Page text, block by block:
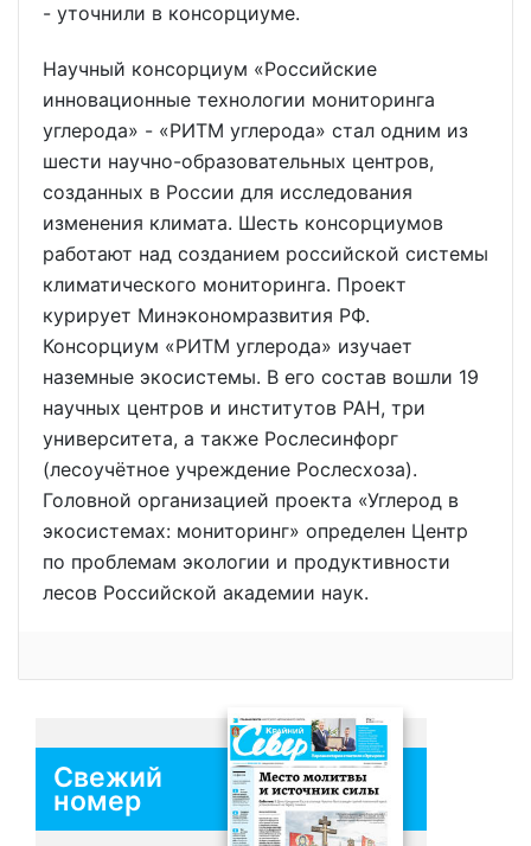
- уточнили в консорциуме.
Научный консорциум «Российские
инновационные технологии мониторинга
углерода» - «РИТМ углерода» стал одним из
шести научно-образовательных центров,
созданных в России для исследования
изменения климата. Шесть консорциумов
работают над созданием российской системы
климатического мониторинга. Проект
курирует Минэкономразвития РФ.
Консорциум «РИТМ углерода» изучает
наземные экосистемы. В его состав вошли 19
научных центров и институтов РАН, три
университета, а также Рослесинфорг
(лесоучётное учреждение Рослесхоза).
Головной организацией проекта «Углерод в
экосистемах: мониторинг» определен Центр
по проблемам экологии и продуктивности
лесов Российской академии наук.
Свежий
номер